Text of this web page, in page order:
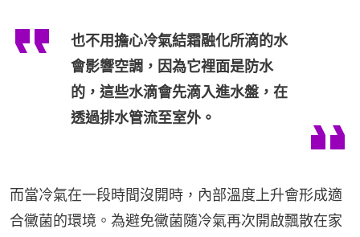
也不用擔心冷氣結霜融化所滴的水
會影響空調，因為它裡面是防水
的，這些水滴會先滴入進水盤，在
透過排水管流至室外。
而當冷氣在一段時間沒開時，內部溫度上升會形成適
合黴菌的環境。為避免黴菌隨冷氣再次開啟飄散在家